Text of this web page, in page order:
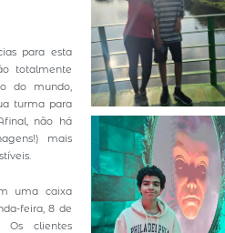
para esta
totalmente
do mundo,
turma para
não há
mais
uma caixa
feira, 8 de
Os clientes